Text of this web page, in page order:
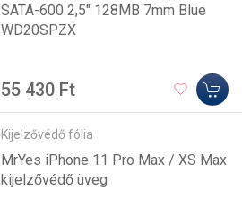
SATA-600 2,5" 128MB 7mm Blue
WD20SPZX
55 430 Ft
Kijelzővédő fólia
MrYes iPhone 11 Pro Max / XS Max
kijelzővédő üveg